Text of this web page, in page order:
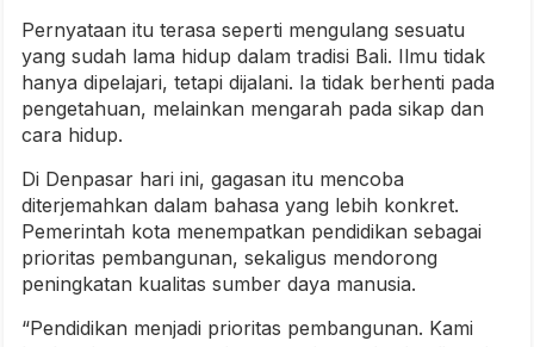
Pernyataan itu terasa seperti mengulang sesuatu
yang sudah lama hidup dalam tradisi Bali. Ilmu tidak
hanya dipelajari, tetapi dijalani. Ia tidak berhenti pada
pengetahuan, melainkan mengarah pada sikap dan
cara hidup.
Di Denpasar hari ini, gagasan itu mencoba
diterjemahkan dalam bahasa yang lebih konkret.
Pemerintah kota menempatkan pendidikan sebagai
prioritas pembangunan, sekaligus mendorong
peningkatan kualitas sumber daya manusia.
“Pendidikan menjadi prioritas pembangunan. Kami